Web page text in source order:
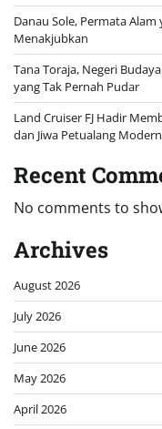
Danau Sole, Permata
Menakjubkan
Tana Toraja, Negeri
yang Tak Pernah Pudar
Land Cruiser FJ Hadir
dan Jiwa Petualang Modern
Recent
No comments to
Archives
August 2026
July 2026
June 2026
May 2026
April 2026